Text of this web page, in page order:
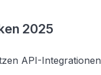
2025
API-Integrationen